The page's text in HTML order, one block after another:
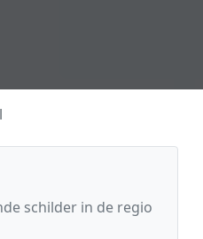
schilder in de regio